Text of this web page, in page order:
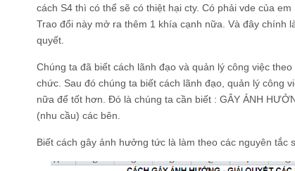
cách S4 thì có thể sẽ có thiệt hại cty. Có phải vde của
Trao đổi này mở ra thêm 1 khía cạnh nữa. Và đây chính
quyết.
Chúng ta đã biết cách lãnh đạo và quản lý công việc
chức. Sau đó chúng ta biết cách lãnh đạo, quản lý công
nữa để tốt hơn. Đó là chúng ta cần biết : GÂY ẢNH
(nhu cầu) các bên.
Biết cách gây ảnh hưởng tức là làm theo các nguyên tắc